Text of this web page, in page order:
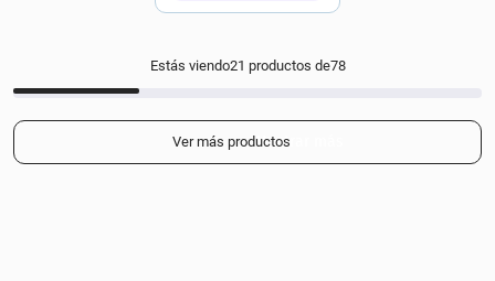
Estás viendo21 productos de78
Mostrar más